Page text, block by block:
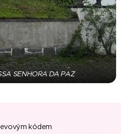
SENHORA DA PAZ
kódem